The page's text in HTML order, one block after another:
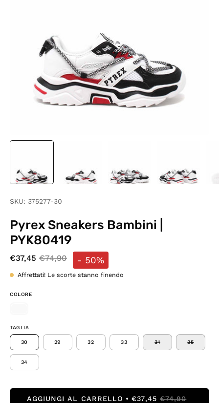
SKU: 375277-30
Pyrex Sneakers Bambini |
PYK80419
€37,45 €74,90 - 50%
Affrettati! Le scorte stanno finendo
COLORE
TAGLIA
30 29 32 33 31 35
34
AGGIUNGI AL CARRELLO €37,45 €74,90